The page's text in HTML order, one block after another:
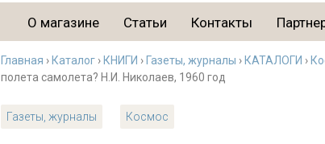
О магазине Статьи Контакты
Главная › Каталог › КНИГИ › Газеты, журналы › КАТАЛОГИ ›
полета самолета? Н.И. Николаев, 1960 год
Газеты, журналы Космос